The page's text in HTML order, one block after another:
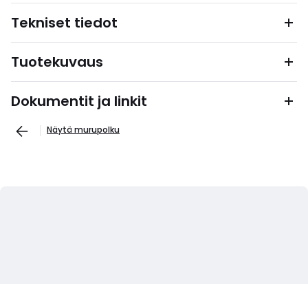
Tekniset tiedot
Tuotekuvaus
Dokumentit ja linkit
Näytä murupolku